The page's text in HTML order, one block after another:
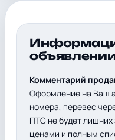
Комментарий
Оформление на Ваш
номера, перевес
ПТС не будет
ценами и полным